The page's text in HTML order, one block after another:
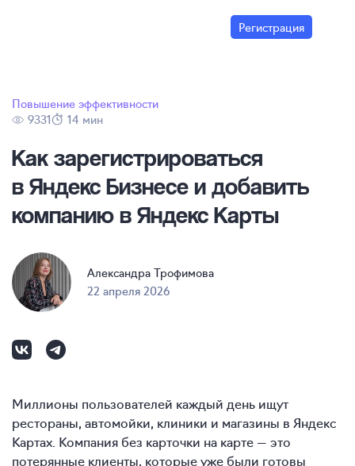
Регистрация
Повышение эффективности
9331
14 мин
Как зарегистрироваться
в Яндекс Бизнесе и добавить
компанию в Яндекс Карты
Александра Трофимова
22 апреля 2026
Миллионы пользователей каждый день ищут
рестораны, автомойки, клиники и магазины в Яндекс
Картах. Компания без карточки на карте — это
потерянные клиенты, которые уже были готовы